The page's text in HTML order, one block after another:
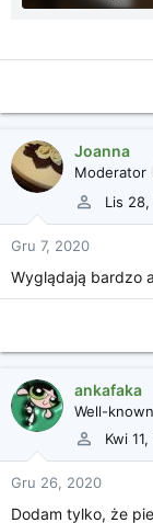
Joanna
Moderator
Lis
Gru 7, 2020
Wyglądają bardzo
ankafaka
Well-
Kwi
Gru 26, 2020
Dodam tylko, że